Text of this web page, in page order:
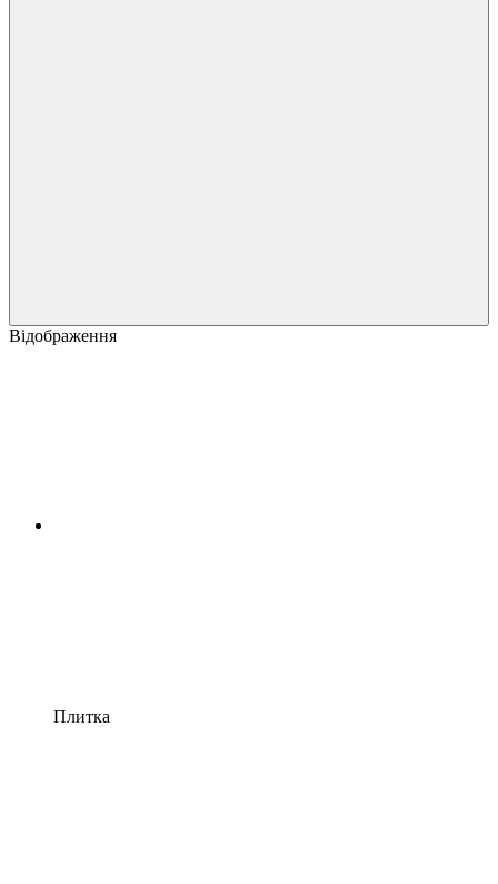
Відображення
Плитка